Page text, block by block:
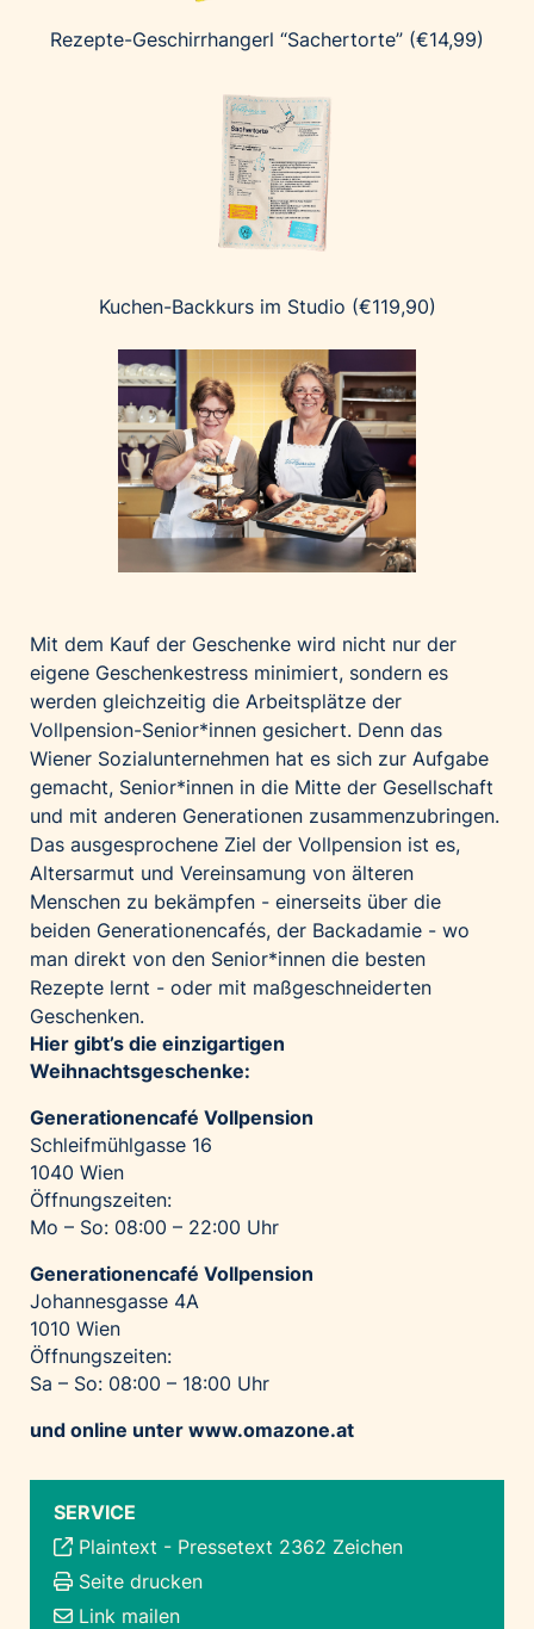
Rezepte-Geschirrhangerl “Sachertorte” (€14,99)
Kuchen-Backkurs im Studio (€119,90)
Mit dem Kauf der Geschenke wird nicht nur der
eigene Geschenkestress minimiert, sondern es
werden gleichzeitig die Arbeitsplätze der
Vollpension-Senior*innen gesichert. Denn das
Wiener Sozialunternehmen hat es sich zur Aufgabe
gemacht, Senior*innen in die Mitte der Gesellschaft
und mit anderen Generationen zusammenzubringen.
Das ausgesprochene Ziel der Vollpension ist es,
Altersarmut und Vereinsamung von älteren
Menschen zu bekämpfen - einerseits über die
beiden Generationencafés, der Backadamie - wo
man direkt von den Senior*innen die besten
Rezepte lernt - oder mit maßgeschneiderten
Geschenken.
Hier gibt’s die einzigartigen
Weihnachtsgeschenke:
Generationencafé Vollpension
Schleifmühlgasse 16
1040 Wien
Öffnungszeiten:
Mo – So: 08:00 – 22:00 Uhr
Generationencafé Vollpension
Johannesgasse 4A
1010 Wien
Öffnungszeiten:
Sa – So: 08:00 – 18:00 Uhr
und online unter www.omazone.at
SERVICE
Plaintext - Pressetext 2362 Zeichen
Seite drucken
Link mailen